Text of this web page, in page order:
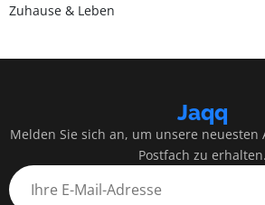
Zuhause & Leben
Jaqq
Melden Sie sich an, um unsere
Postfach zu erhalten.